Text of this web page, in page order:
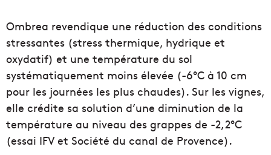
Ombrea revendique une réduction des conditions
stressantes (stress thermique, hydrique et
oxydatif) et une température du sol
systématiquement moins élevée (-6°C à 10 cm
pour les journées les plus chaudes). Sur les vignes,
elle crédite sa solution d’une diminution de la
température au niveau des grappes de -2,2°C
(essai IFV et Société du canal de Provence).